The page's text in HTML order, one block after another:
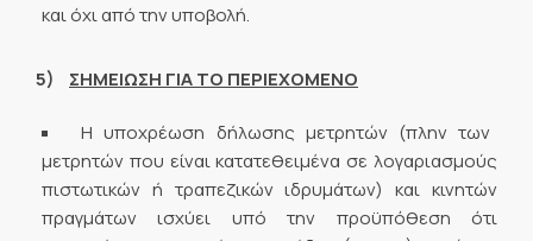
και όχι από την υποβολή.
5) ΣΗΜΕΙΩΣΗ ΓΙΑ ΤΟ ΠΕΡΙΕΧΟΜΕΝΟ
Η υποχρέωση δήλωσης μετρητών (πλην των
μετρητών που είναι κατατεθειμένα σε λογαριασμούς
πιστωτικών ή τραπεζικών ιδρυμάτων) και κινητών
πραγμάτων ισχύει υπό την προϋπόθεση ότι